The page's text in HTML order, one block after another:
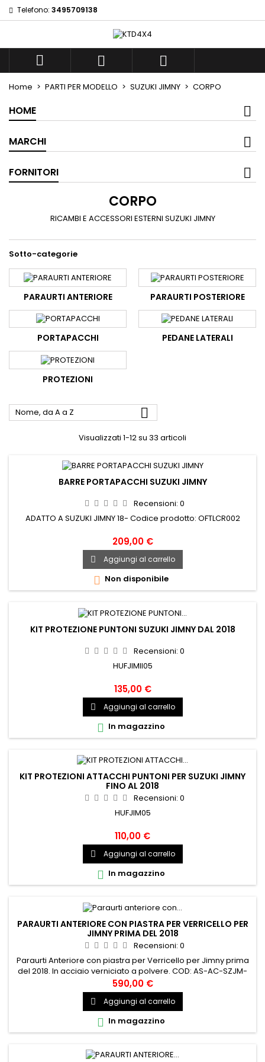
Telefono: 3495709138
  
Home PARTI PER MODELLO SUZUKI JIMNY CORPO
HOME
MARCHI
FORNITORI
CORPO
RICAMBI E ACCESSORI ESTERNI SUZUKI JIMNY
Sotto-categorie
PARAURTI ANTERIORE PARAURTI POSTERIORE
PORTAPACCHI PEDANE LATERALI
PROTEZIONI
Nome, da A a Z 
Visualizzati 1-12 su 33 articoli
BARRE PORTAPACCHI SUZUKI JIMNY
Recensioni: 0
ADATTO A SUZUKI JIMNY 18- Codice prodotto: OFTLCR002
209,00 €
 Aggiungi al carrello
 Non disponibile
KIT PROTEZIONE PUNTONI SUZUKI JIMNY DAL 2018
Recensioni: 0
HUFJIMII05
135,00 €
 Aggiungi al carrello
 In magazzino
KIT PROTEZIONI ATTACCHI PUNTONI PER SUZUKI JIMNY
FINO AL 2018
Recensioni: 0
HUFJIM05
110,00 €
 Aggiungi al carrello
 In magazzino
PARAURTI ANTERIORE CON PIASTRA PER VERRICELLO PER
JIMNY PRIMA DEL 2018
Recensioni: 0
Paraurti Anteriore con piastra per Verricello per Jimny prima
del 2018. In acciaio verniciato a polvere. COD: AS-AC-SZJM-
10004
590,00 €
 Aggiungi al carrello
 In magazzino
Add to wishlist ×
Create new list
((modalTitle)) ×
((confirmMessage))
((cancelText)) ((modalDeleteText))
((title)) ×
((label))
Sign in ×
You need to be logged in to save products in your
wishlist.